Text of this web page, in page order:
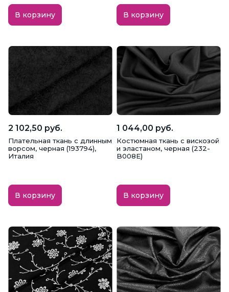
В корзину В корзину
2 102,50 руб.
Плательная ткань с длинным
ворсом, черная (193794),
Италия
В корзину
1 044,00 руб.
Костюмная ткань с вискозой
и эластаном, черная (232-
B008E)
В корзину